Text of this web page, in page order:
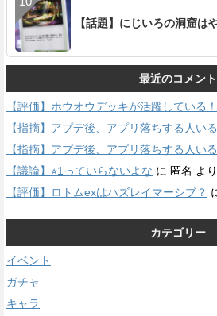
【話題】にじいろの洞窟
最近のコメント
【評価】ホウオウデッキが活躍している
【指摘】アプデ後、アプリ落ちする人い
【指摘】アプデ後、アプリ落ちする人い
【議論】⭐︎1っていらないよな に 匿名 より
【評価】ロトムexはハズレイマーシブ？
カテゴリー
イベント
ガチャ
キャラ